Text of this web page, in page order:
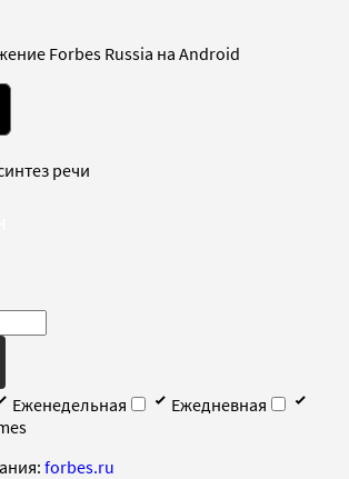
Forbes Russia на Android
речи
Еженедельная
Ежедневная
forbes.ru